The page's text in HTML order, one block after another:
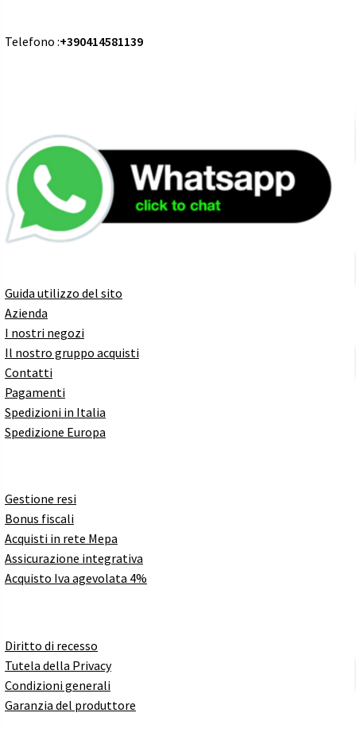
Telefono :+390414581139
Guida utilizzo del sito
Azienda
I nostri negozi
Il nostro gruppo acquisti
Contatti
Pagamenti
Spedizioni in Italia
Spedizione Europa
Gestione resi
Bonus fiscali
Acquisti in rete Mepa
Assicurazione integrativa
Acquisto Iva agevolata 4%
Diritto di recesso
Tutela della Privacy
Condizioni generali
Garanzia del produttore